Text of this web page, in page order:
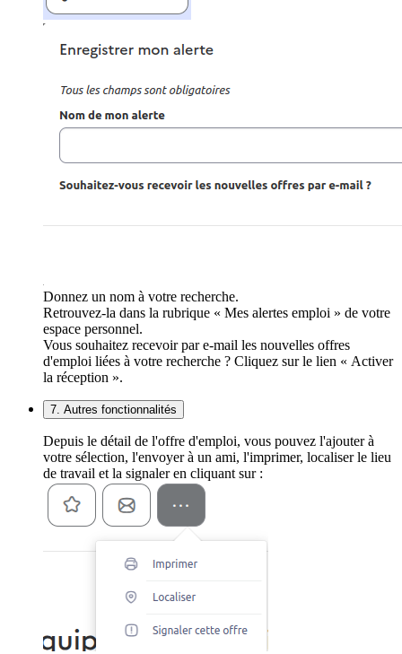
Donnez un nom à votre recherche.
Retrouvez-la dans la rubrique « Mes alertes emploi » de votre
espace personnel.
Vous souhaitez recevoir par e-mail les nouvelles offres
d'emploi liées à votre recherche ? Cliquez sur le lien « Activer
la réception ».
7. Autres fonctionnalités
Depuis le détail de l'offre d'emploi, vous pouvez l'ajouter à
votre sélection, l'envoyer à un ami, l'imprimer, localiser le lieu
de travail et la signaler en cliquant sur :